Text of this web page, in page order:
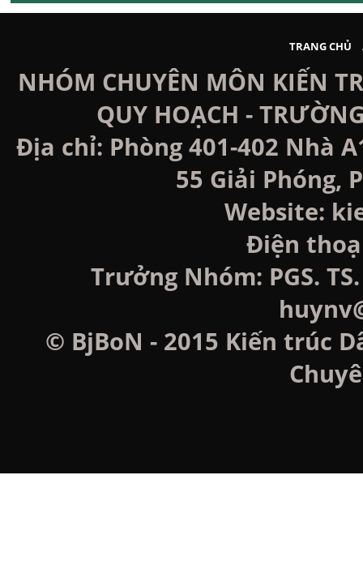
TRANG CHỦ
NHÓM CHUYÊN MÔN KIẾN
QUY HOẠCH -
Địa chỉ: Phòng 401-402 Nhà
55 Giải Phóng,
Website:
Điện
Trưởng Nhóm: PGS.
© BjBoN - 2015 Kiến trúc